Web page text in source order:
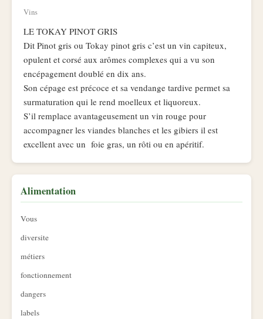
Vins
LE TOKAY PINOT GRIS
Dit Pinot gris ou Tokay pinot gris c’est un vin capiteux,
opulent et corsé aux arômes complexes qui a vu son
encépagement doublé en dix ans.
Son cépage est précoce et sa vendange tardive permet sa
surmaturation qui le rend moelleux et liquoreux.
S’il remplace avantageusement un vin rouge pour
accompagner les viandes blanches et les gibiers il est
excellent avec un foie gras, un rôti ou en apéritif.
Alimentation
Vous
diversite
métiers
fonctionnement
dangers
labels